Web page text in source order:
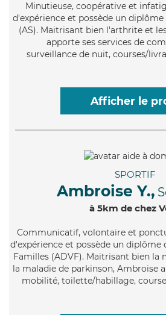
Minutieuse, coopérative et
d'expérience et possède un
(AS). Maitrisant bien l'arthrite et
apporte ses services de
surveillance de nuit, courses/
Afficher le
SPORTIF
Ambroise Y.,
à 5km de chez
Communicatif, volontaire et
d'expérience et possède un diplôme
Familles (ADVF). Maitrisant bien la
la maladie de parkinson, Ambroise
mobilité, toilette/habillage,